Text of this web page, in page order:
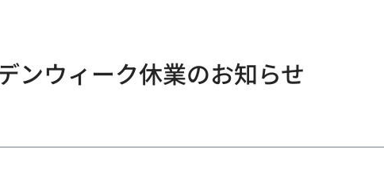
ンウィーク休業のお知らせ